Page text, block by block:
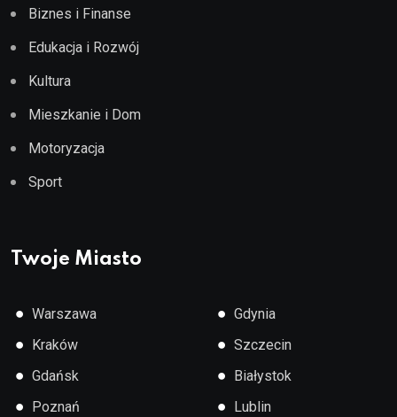
Biznes i Finanse
Edukacja i Rozwój
Kultura
Mieszkanie i Dom
Motoryzacja
Sport
Twoje Miasto
● Warszawa
● Kraków
● Gdańsk
● Poznań
● Gdynia
● Szczecin
● Białystok
● Lublin